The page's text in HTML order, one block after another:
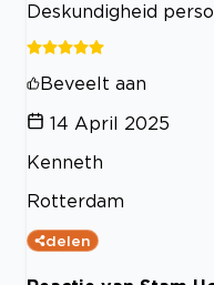
Deskundigheid
Beveelt aan
14 April 2025
Kenneth
Rotterdam
delen